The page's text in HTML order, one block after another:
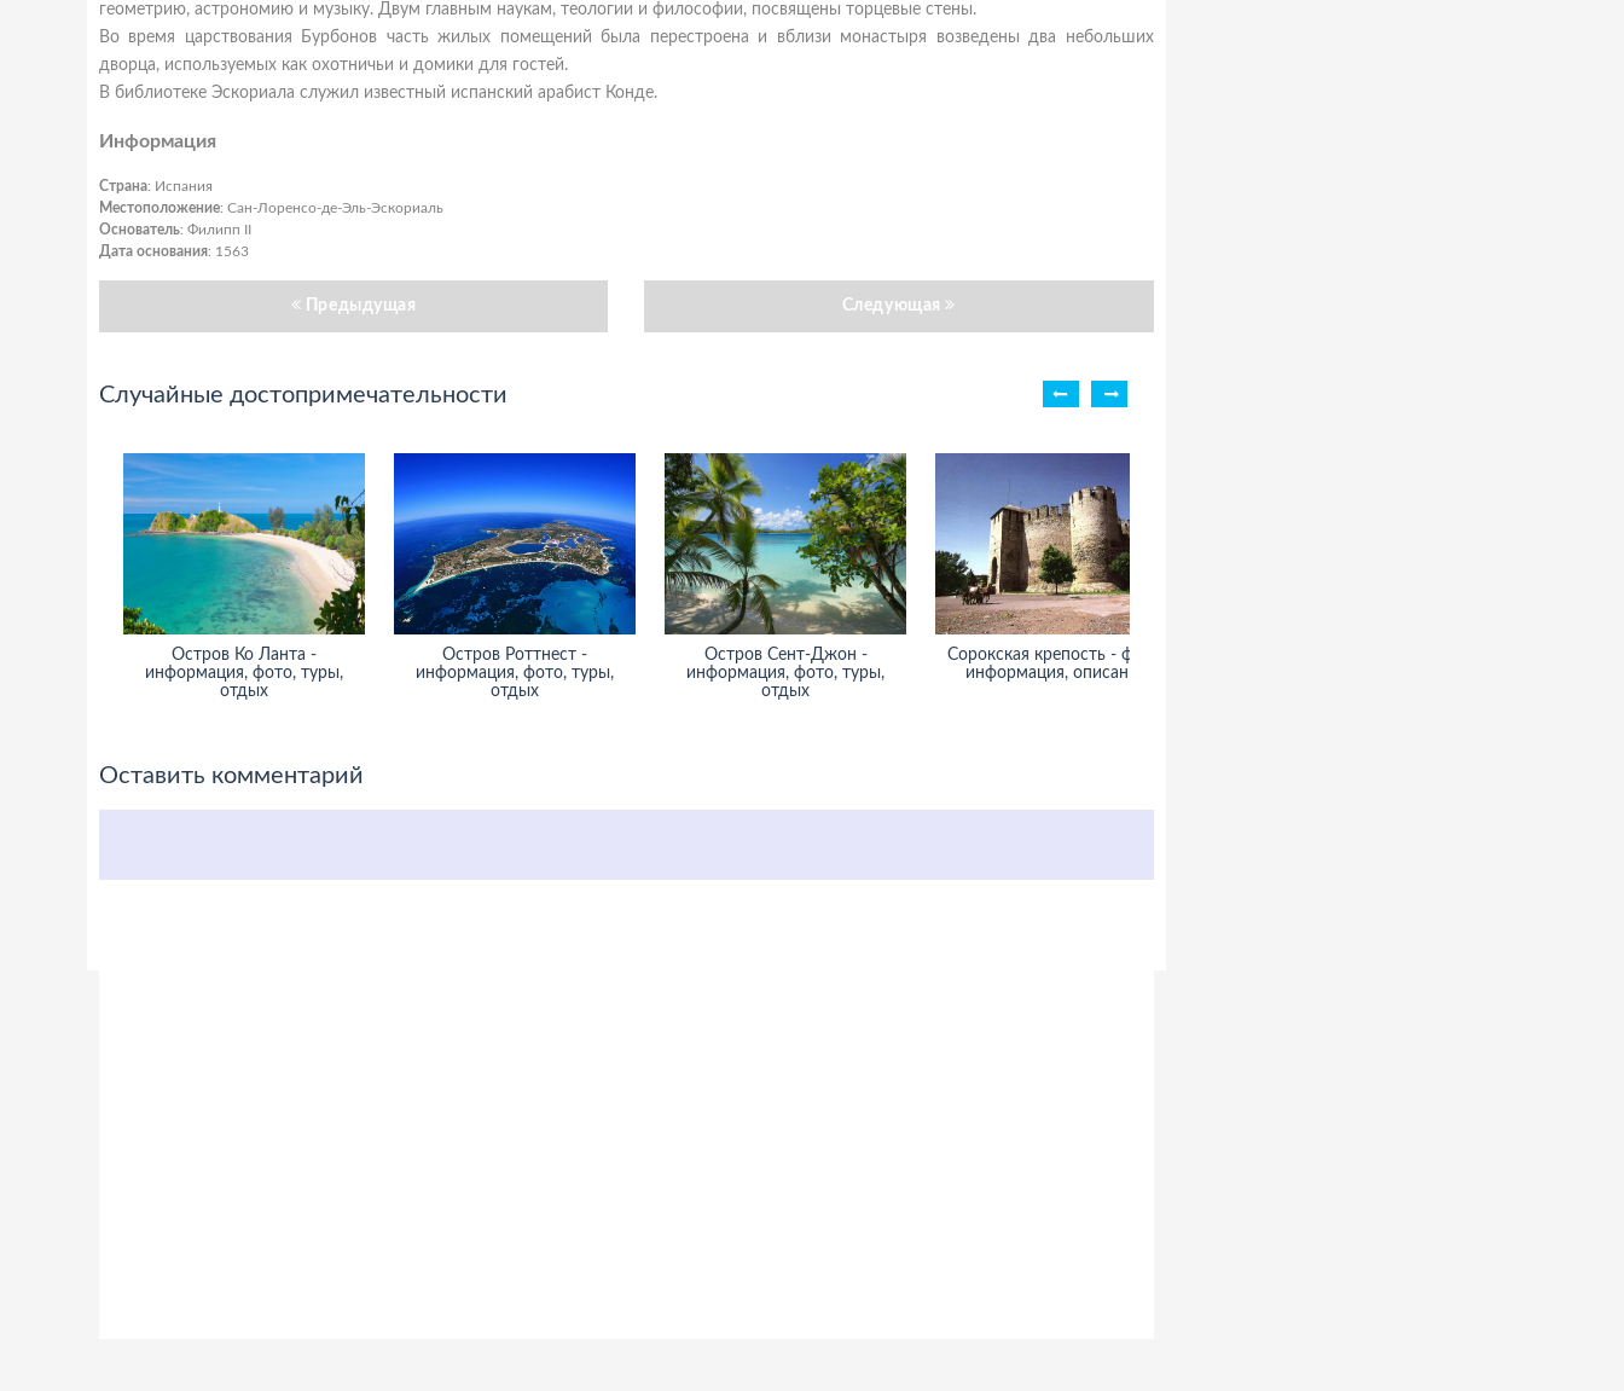
геометрию, астрономию и музыку. Двум главным наукам, теологии и философии, посвящены торцевые стены.
Во время царствования Бурбонов часть жилых помещений была перестроена и вблизи монастыря возведены два небольших
дворца, используемых как охотничьи и домики для гостей.
В библиотеке Эскориала служил известный испанский арабист Конде.
Информация
Страна: Испания
Местоположение: Сан-Лоренсо-де-Эль-Эскориаль
Основатель: Филипп II
Дата основания: 1563
Предыдущая Следующая
Случайные достопримечательности
Остров Ко Ланта -
информация, фото, туры,
отдых
Остров Роттнест -
информация, фото, туры,
отдых
Остров Сент-Джон -
информация, фото, туры,
отдых
Сорокская крепость - фото,
информация, описание
Оставить комментарий